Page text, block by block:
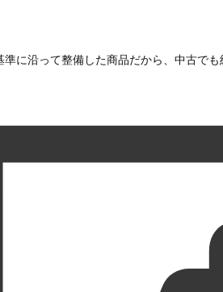
に沿って整備した商品だから、中古で